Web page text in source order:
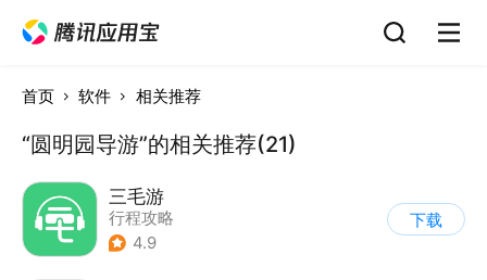
首页 软件 相关推荐
“圆明园导游”的相关推荐(21)
三毛游
行程攻略
4.9
下载